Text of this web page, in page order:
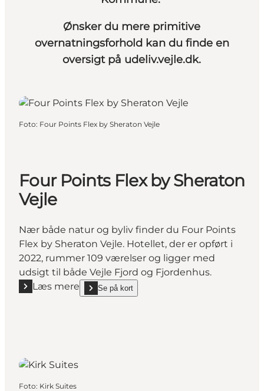
Ønsker du mere primitive
overnatningsforhold kan du finde en
oversigt på udeliv.vejle.dk.
Foto: Four Points Flex by Sheraton Vejle
Four Points Flex by Sheraton
Vejle
Nær både natur og byliv finder du Four Points
Flex by Sheraton Vejle. Hotellet, der er opført i
2022, rummer 109 værelser og ligger med
udsigt til både Vejle Fjord og Fjordenhus.
Læs mere
Læs mere "Four Points Flex by Sheraton Vejle"
Se på kort
show Four Points Flex by Sheraton Vejle on_map
Foto: Kirk Suites